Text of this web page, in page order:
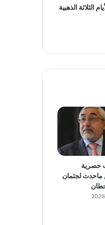
الثلاثة الذهبية
حصرية
لجثمان